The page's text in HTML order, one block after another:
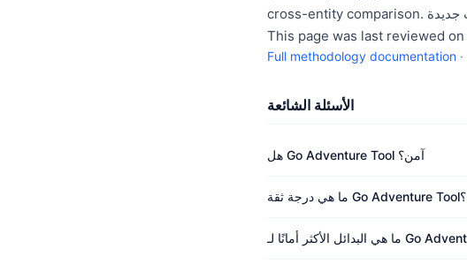
This page was last reviewed on
Full methodology documentation ·
الأسئلة الشائعة
هل Go Adventure Tool آمن؟
ما هي درجة ثقة Go Adventure Tool؟